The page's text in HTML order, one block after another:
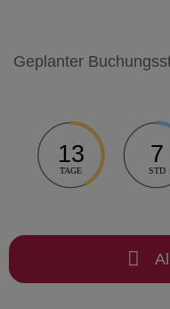
Geplanter
13
TAGE
7
STD